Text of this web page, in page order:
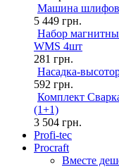
Машина
5 449 грн.
Набор
WMS 4шт
281 грн.
Насадка-
592 грн.
Комплект
(1+1)
3 504 грн.
Profi-tec
Procraft
Вместе